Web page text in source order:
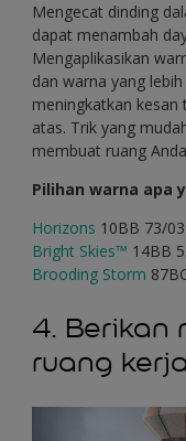
Mengecat dinding
dapat menambah
Mengaplikasikan
dan warna yang
meningkatkan kesan
atas. Trik yang
membuat ruang
Pilihan warna apa
Horizons 10BB 73/
Bright Skies™ 14BB
Brooding Storm
4. Berikan
ruang